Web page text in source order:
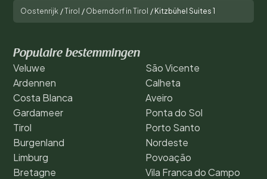
Oostenrijk /Tirol / Oberndorf in Tirol / Kitzbühel Suites 1
Populaire bestemmingen
Veluwe
Ardennen
Costa Blanca
Gardameer
Tirol
Burgenland
Limburg
Bretagne
São Vicente
Calheta
Aveiro
Ponta do Sol
Porto Santo
Nordeste
Povoação
Vila Franca do Campo